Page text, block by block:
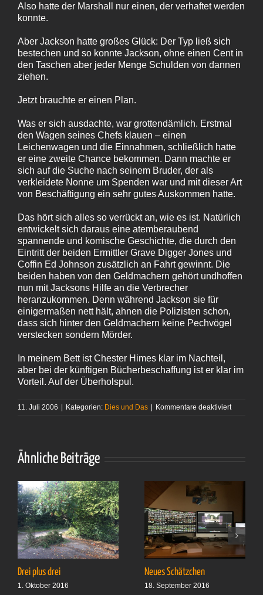
Also hatte der Marshall nur einen, der verhaftet werden
konnte.
Aber Jackson hatte großes Glück: Der Typ ließ sich
bestechen und so konnte Jackson, ohne einen Cent in
den Taschen aber jeder Menge Schulden von dannen
ziehen.
Jetzt brauchte er einen Plan.
Was er sich ausdachte, war grottendämlich. Erstmal
den Wagen seines Chefs klauen – einen
Leichenwagen und die Einnahmen, schließlich hatte
er eine zweite Chance bekommen. Dann machte er
sich auf die Suche nach seinem Bruder, der als
verkleidete Nonne um Spenden war und mit dieser Art
von Beschäftigung ein sehr gutes Auskommen hatte.
Das hört sich alles so verrückt an, wie es ist. Natürlich
entwickelt sich daraus eine atemberaubend
spannende und komische Geschichte, die durch den
Eintritt der beiden Ermittler Grave Digger Jones und
Coffin Ed Johnson zusätzlich an Fahrt gewinnt. Die
beiden haben von den Geldmachern gehört undhoffen
nun mit Jacksons Hilfe an die Verbrecher
heranzukommen. Denn während Jackson sie für
einigermaßen nett hält, ahnen die Polizisten schon,
dass sich hinter den Geldmachern keine Pechvögel
verstecken sondern Mörder.
In meinem Bett ist Chester Himes klar im Nachteil,
aber bei der künftigen Bücherbeschaffung ist er klar im
Vorteil. Auf der Überholspul.
11. Juli 2006 | Kategorien: Dies und Das | Kommentare deaktiviertfür
Ähnliche Beiträge
Drei plus drei
1. Oktober 2016
Neues Schätzchen
18. September 2016